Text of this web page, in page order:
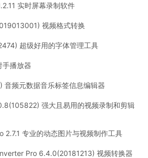
实时屏幕录制软件
视频格式转换
超级好用的字体管理工具
手播放器
频元数据音乐标签信息编辑器
强大且易用的视频录制和剪辑
2.7.1 专业的动态图片与视频制作工具
Pro 6.4.0(20181213) 视频转换器